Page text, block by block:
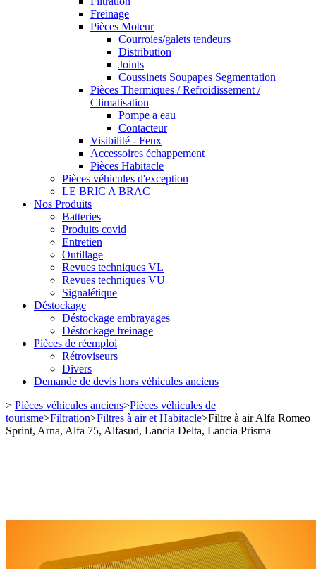
Freinage
Pièces Moteur
Courroies/galets tendeurs
Distribution
Joints
Coussinets Soupapes Segmentation
Pièces Thermiques / Refroidissement /
Climatisation
Pompe a eau
Contacteur
Visibilité - Feux
Accessoires échappement
Pièces Habitacle
Pièces véhicules d'exception
LE BRIC A BRAC
Nos Produits
Batteries
Produits covid
Entretien
Outillage
Revues techniques VL
Revues techniques VU
Signalétique
Déstockage
Déstockage embrayages
Déstockage freinage
Pièces de réemploi
Rétroviseurs
Divers
Demande de devis hors véhicules anciens
> Pièces véhicules anciens>Pièces véhicules de
tourisme>Filtration>Filtres à air et Habitacle>Filtre à air Alfa Romeo
Sprint, Arna, Alfa 75, Alfasud, Lancia Delta, Lancia Prisma